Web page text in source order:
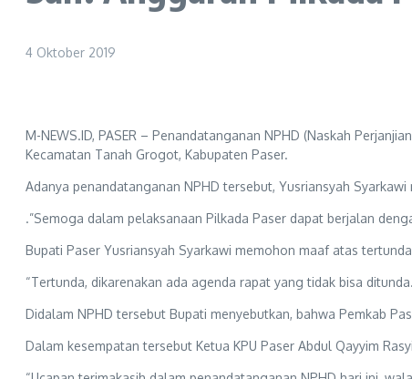
4 Oktober 2019
M-NEWS.ID, PASER – Penandatanganan NPHD (Naskah
Kecamatan Tanah Grogot, Kabupaten Paser.
Adanya penandatanganan NPHD tersebut, Yusriansyah
.”Semoga dalam pelaksanaan Pilkada Paser dapat berjalan
Bupati Paser Yusriansyah Syarkawi memohon maaf atas
“Tertunda, dikarenakan ada agenda rapat yang tidak bisa
Didalam NPHD tersebut Bupati menyebutkan, bahwa Pemkab
Dalam kesempatan tersebut Ketua KPU Paser Abdul Qayyim